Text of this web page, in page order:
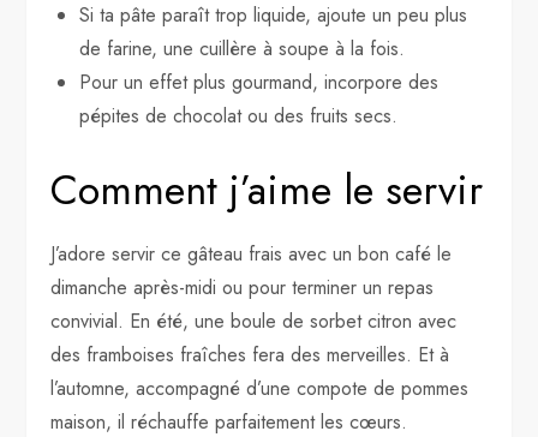
Si ta pâte paraît trop liquide, ajoute un peu plus
de farine, une cuillère à soupe à la fois.
Pour un effet plus gourmand, incorpore des
pépites de chocolat ou des fruits secs.
Comment j’aime le servir
J’adore servir ce gâteau frais avec un bon café le
dimanche après-midi ou pour terminer un repas
convivial. En été, une boule de sorbet citron avec
des framboises fraîches fera des merveilles. Et à
l’automne, accompagné d’une compote de pommes
maison, il réchauffe parfaitement les cœurs.